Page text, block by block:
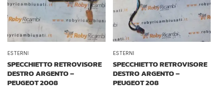
ESTERNI
SPECCHIETTO RETROVISORE
DESTRO ARGENTO –
PEUGEOT 2008
ESTERNI
SPECCHIETTO RETROVISORE
DESTRO ARGENTO –
PEUGEOT 208